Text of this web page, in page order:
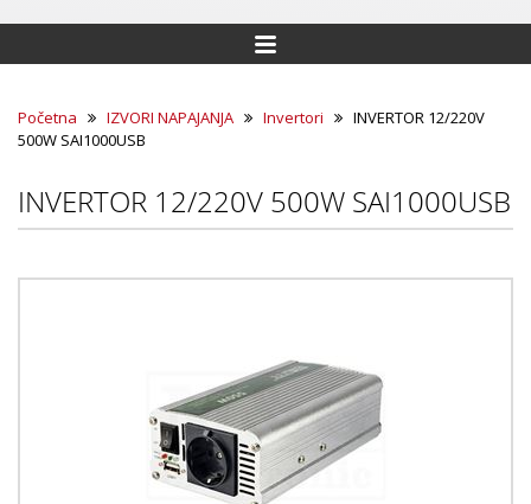
Početna IZVORI NAPAJANJA Invertori
INVERTOR 12/220V
500W SAI1000USB
INVERTOR 12/220V 500W SAI1000USB